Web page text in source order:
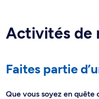
Activités de
Faites partie
Que vous soyez en quête